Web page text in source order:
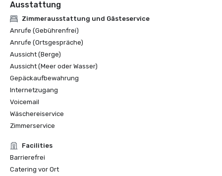
Ausstattung
Zimmerausstattung und Gästeservice
Anrufe (Gebührenfrei)
Anrufe (Ortsgespräche)
Aussicht (Berge)
Aussicht (Meer oder Wasser)
Gepäckaufbewahrung
Internetzugang
Voicemail
Wäschereiservice
Zimmerservice
Facilities
Barrierefrei
Catering vor Ort